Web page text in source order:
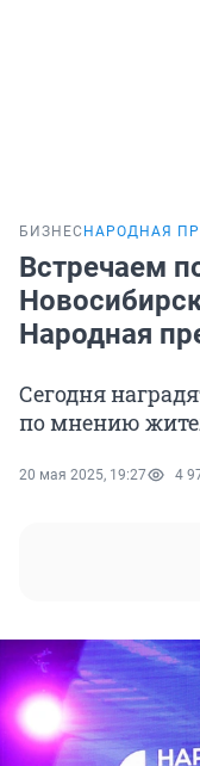
БИЗНЕС НАРОДНАЯ
Встречаем
Народная
Сегодня
по мнению
20 мая 2025, 19:27 4